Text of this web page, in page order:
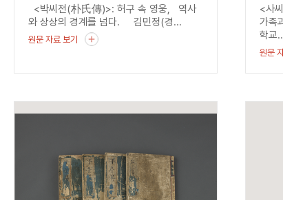
<박씨전(朴氏傳)>: 허구 속 영웅, 역사
와 상상의 경계를 넘다. 김민정(경...
원문 자료 보기
<사
가족
학교
원문